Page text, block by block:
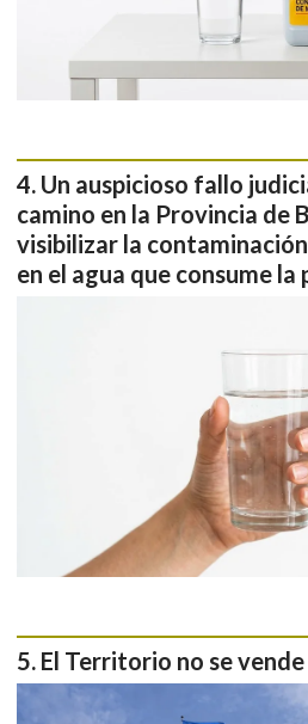
Un auspicioso fallo
camino en la Provincia de
visibilizar la
en el agua que consume la
El Territorio no se